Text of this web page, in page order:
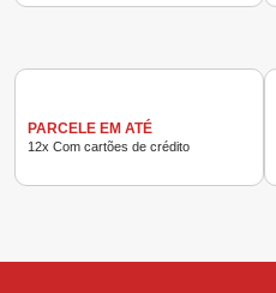
PARCELE EM ATÉ
12x Com cartões de crédito